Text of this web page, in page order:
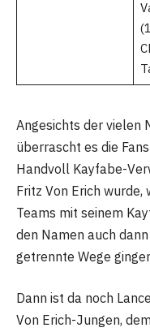
Angesichts der vielen
überrascht es die
Handvoll Kayfabe-
Fritz Von Erich wurde,
Teams mit seinem
den Namen auch
getrennte Wege
Dann ist da noch
Von Erich-Jungen,